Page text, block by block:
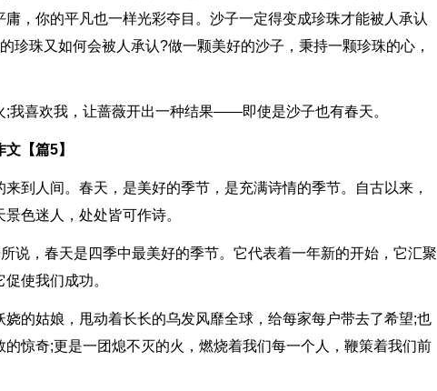
，你的平凡也一样光彩夺目。沙子一定得变成珍珠才能被人承认
珍珠又如何会被人承认?做一颗美好的沙子，秉持一颗珍珠的心，
;我喜欢我，让蔷薇开出一种结果——即使是沙子也有春天。
【篇5】
到人间。春天，是美好的季节，是充满诗情的季节。自古以来，
色迷人，处处皆可作诗。
说，春天是四季中最美好的季节。它代表着一年新的开始，它汇聚
使我们成功。
的姑娘，甩动着长长的乌发风靡全球，给每家每户带去了希望;也
惊奇;更是一团熄不灭的火，燃烧着我们每一个人，鞭策着我们前